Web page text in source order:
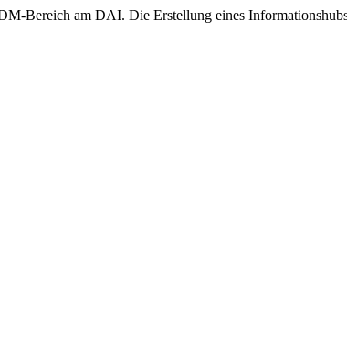
Bereich am DAI. Die Erstellung eines